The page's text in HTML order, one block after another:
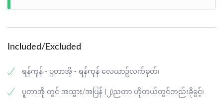
လမ်းလျှောက်ချိန် ၈ နာရီ / စုစုပေါင်း လမ်းလျှောက်ရမည့်မိုင်
ဇီယာဒန်းကျေးရွာ မှ ဆိုင်ကယ်ခရီး ဖြင့် ပူတာအိုမြို့သို့
ဝင်ကာ အိပ်စက်အနားယူပါမယ်။
ပူတာအို ဟိုတယ် မှ ရန်ကုန်သို့ ပြည်တွင်းလေကြောင်းလိုင်း
(၁၈:၂၅) နာရီတွင် ရန်ကုန်မြို့သို့ ပြန်လည်ရောက်ရှိမည် ဖြစ်
ပါတယ်။
Included/Excluded
ရန်ကုန် - ပူတာအို - ရန်ကုန် လေယာဉ်လက်မှတ်၊
ပူတာအို တွင် အသွား/အပြန် (၂)ညတာ ဟိုတယ်တွင်တည်းခိုခွင့်၊